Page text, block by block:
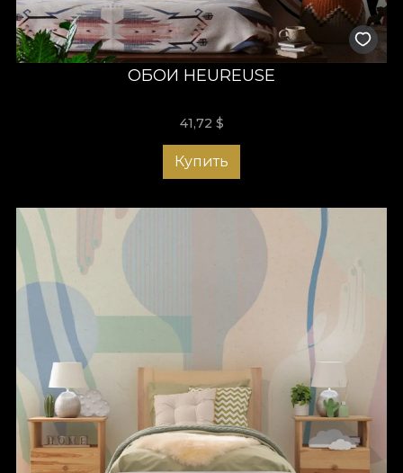
ОБОИ HEUREUSE
41,72 $
Купить